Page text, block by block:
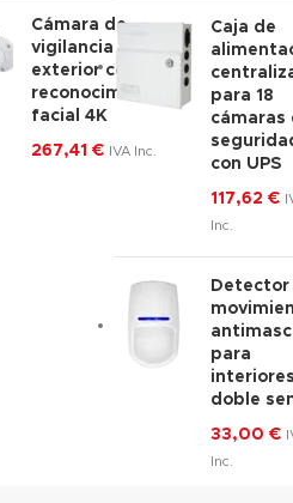
Cámara de
vigilancia
exterior con
reconocimiento
facial 4K
267,41€ IVA Inc.
Caja de
para 18
cámaras
con UPS
117,62 €
Inc.
Detector
para
doble
33,00 €
Inc.